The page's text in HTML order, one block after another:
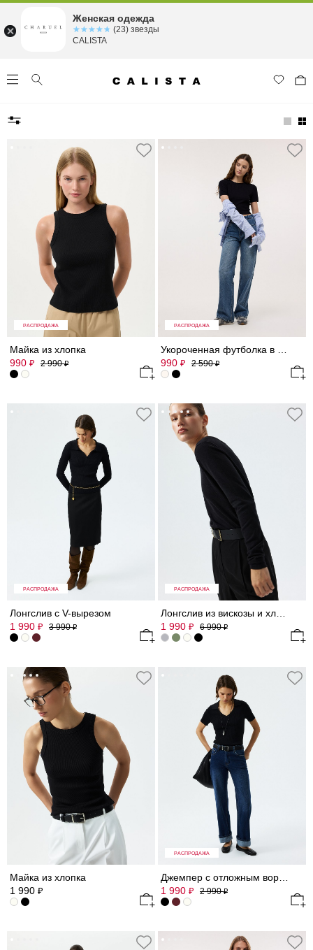
РАСПРОДАЖА
Майка из хлопка
990 ₽ 2 990₽
РАСПРОДАЖА
990 ₽ 2 590₽
РАСПРОДАЖА
Лонгслив с V-вырезом
1 990 ₽ 3 990₽
РАСПРОДАЖА
1 990 ₽ 6 990₽
Майка из хлопка
1 990 ₽
РАСПРОДАЖА
1 990 ₽ 2 990₽
Женская одежда
☆☆☆☆☆
★★★★★ (23) звезды
CALISTA